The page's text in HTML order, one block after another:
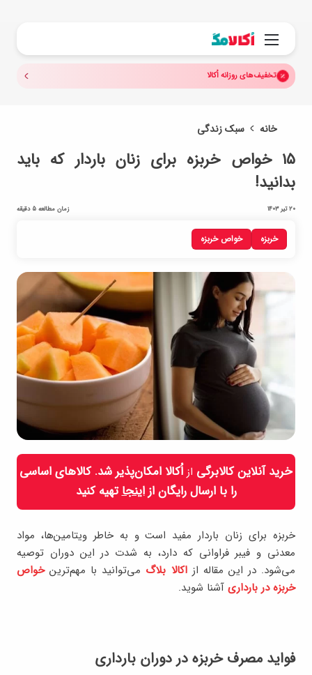
منو
تخفیف‌های روزانه اُکالا
خانه سبک زندگی
خربزه خواص خربزه
۱۵ خواص خربزه برای زنان باردار که باید
بدانید!
20 تیر 1403 زمان مطالعه 5 دقیقه
خرید آنلاین کالابرگی از اُکالا امکان‌پذیر شد. کالاهای اساسی
را با ارسال رایگان ازاینجاتهیه کنید
خربزه برای زنان باردار مفید است و به خاطر ویتامین‌ها، مواد
معدنی و فیبر فراوانی که دارد، به شدت در این دوران توصیه
می‌شود. در این مقاله ازاکالا بلاگ می‌توانید با مهم‌ترین خواص
خربزه در بارداری آشنا شوید.
فواید مصرف خربزه در دوران بارداری